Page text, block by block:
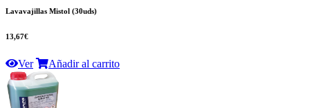
Lavavajillas Mistol (30uds)
13,67€
Ver Añadir al carrito